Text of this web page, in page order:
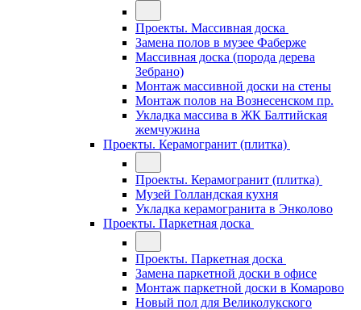
Проекты. Массивная доска
Замена полов в музее Фаберже
Массивная доска (порода дерева
Зебрано)
Монтаж массивной доски на стены
Монтаж полов на Вознесенском пр.
Укладка массива в ЖК Балтийская
жемчужина
Проекты. Керамогранит (плитка)
Проекты. Керамогранит (плитка)
Музей Голландская кухня
Укладка керамогранита в Энколово
Проекты. Паркетная доска
Проекты. Паркетная доска
Замена паркетной доски в офисе
Монтаж паркетной доски в Комарово
Новый пол для Великолукского